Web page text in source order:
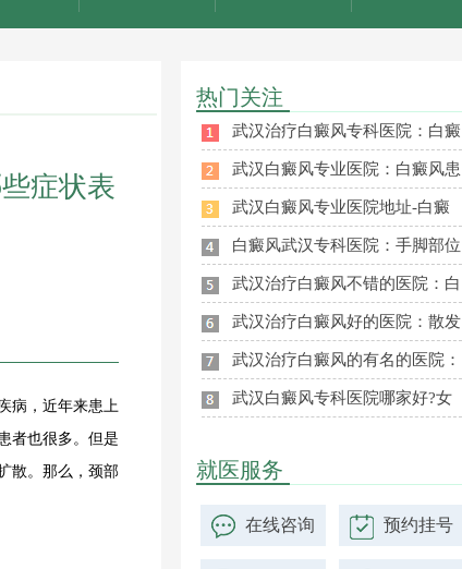
症状表
病，近年来患上
者也很多。但是
散。那么，颈部
热门关注
武汉治疗白癜风专科医院：白癜
武汉白癜风专业医院：白癜风患
武汉白癜风专业医院地址-白癜
白癜风武汉专科医院：手脚部位
武汉治疗白癜风不错的医院：白
武汉治疗白癜风好的医院：散发
武汉治疗白癜风的有名的医院：
武汉白癜风专科医院哪家好?女
就医服务
在线咨询 预约挂号